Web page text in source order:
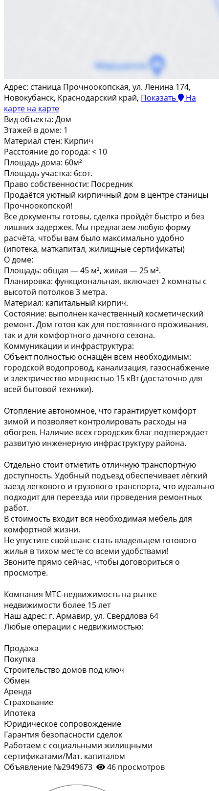
Адрес: станица Прочноокопская, ул. Ленина 174,
Новокубанск, Краснодарский край, Показать
На
карте на карте
Вид объекта: Дом
Этажей в доме: 1
Материал стен: Кирпич
Расстояние до города: < 10
Площадь дома: 60м²
Площадь участка: 6сот.
Право собственности: Посредник
Продаётся уютный кирпичный дом в центре станицы
Прочноокопской!
Все документы готовы, сделка пройдёт быстро и без
лишних задержек. Мы предлагаем любую форму
расчёта, чтобы вам было максимально удобно
(ипотека, маткапитал, жилищные сертификаты)
О доме:
Площадь: общая — 45 м², жилая — 25 м².
Планировка: функциональная, включает 2 комнаты с
высотой потолков 3 метра.
Материал: капитальный кирпич.
Состояние: выполнен качественный косметический
ремонт. Дом готов как для постоянного проживания,
так и для комфортного дачного сезона.
Коммуникации и инфраструктура:
Объект полностью оснащён всем необходимым:
городской водопровод, канализация, газоснабжение
и электричество мощностью 15 кВт (достаточно для
всей бытовой техники).
Отопление автономное, что гарантирует комфорт
зимой и позволяет контролировать расходы на
обогрев. Наличие всех городских благ подтверждает
развитую инженерную инфраструктуру района.
Отдельно стоит отметить отличную транспортную
доступность. Удобный подъезд обеспечивает лёгкий
заезд легкового и грузового транспорта, что идеально
подходит для переезда или проведения ремонтных
работ.
В стоимость входит вся необходимая мебель для
комфортной жизни.
Не упустите свой шанс стать владельцем готового
жилья в тихом месте со всеми удобствами!
Звоните прямо сейчас, чтобы договориться о
просмотре.
Компания МТС-недвижимость на рынке
недвижимости более 15 лет
Наш адрес: г. Армавир, ул. Свердлова 64
Любые операции с недвижимостью:
Продажа
Покупка
Строительство домов под ключ
Обмен
Аренда
Страхование
Ипотека
Юридическое сопровождение
Гарантия безопасности сделок
Работаем с социальными жилищными
сертификатами/Мат. капиталом
Объявление №2949673
46 просмотров